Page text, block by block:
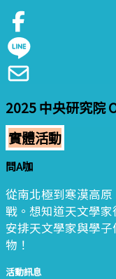
2025 中央研究院
實體活動
問A咖
從南北極到寒漠高
戰。想知道天文學
安排天文學家與學
物！
活動訊息